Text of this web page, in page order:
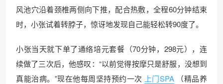
风池穴沿着颈椎两侧向下推，配合热敷，全程60分钟结束
时，小张试着转脖子，惊讶地发现自己能轻松转90度了。
小张当天就下单了通络培元套餐（70分钟，298元），连
续做了三次后，他感叹：“以前觉得按摩只是舒服，没想到
真能治病。”现在他每周坚持预约一次 上门SPA
（精品养